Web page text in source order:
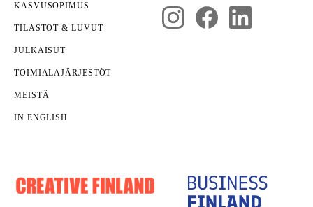
KASVUSOPIMUS
TILASTOT & LUVUT
JULKAISUT
TOIMIALAJÄRJESTÖT
MEISTÄ
IN ENGLISH